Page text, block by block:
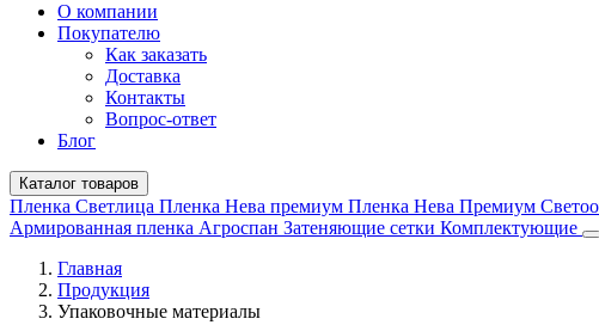
О компании
Покупателю
Как заказать
Доставка
Контакты
Вопрос-ответ
Блог
Каталог товаров
Пленка Светлица Пленка Нева премиум Пленка Нева Премиум
Армированная пленка Агроспан Затеняющие сетки Комплектующие
Главная
Продукция
Упаковочные материалы